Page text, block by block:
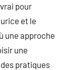
pour
et le
une approche
une
pratiques